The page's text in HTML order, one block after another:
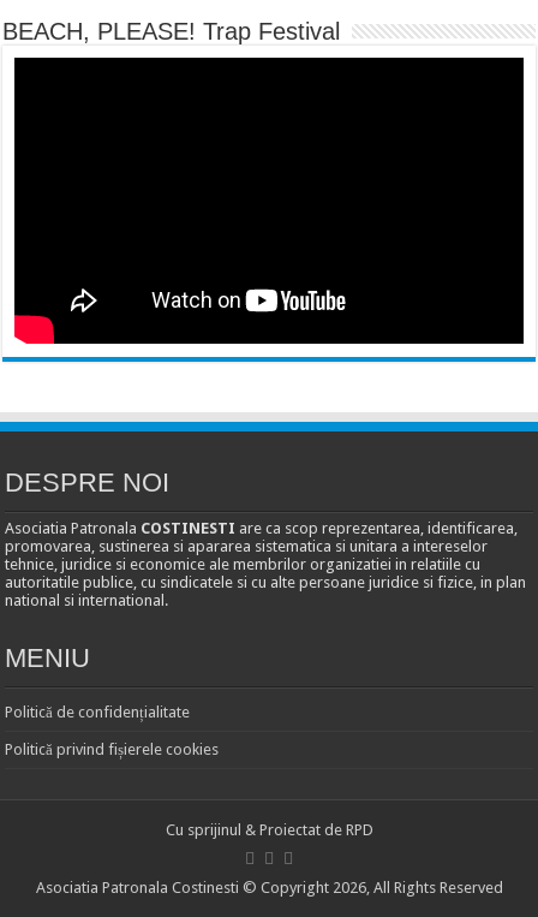
BEACH, PLEASE! Trap Festival
DESPRE NOI
Asociatia Patronala COSTINESTI are ca scop reprezentarea, identificarea,
promovarea, sustinerea si apararea sistematica si unitara a intereselor
tehnice, juridice si economice ale membrilor organizatiei in relatiile cu
autoritatile publice, cu sindicatele si cu alte persoane juridice si fizice, in plan
national si international.
MENIU
Politică de confidențialitate
Politică privind fișierele cookies
Cu sprijinul & Proiectat de RPD
Asociatia Patronala Costinesti © Copyright 2026, All Rights Reserved